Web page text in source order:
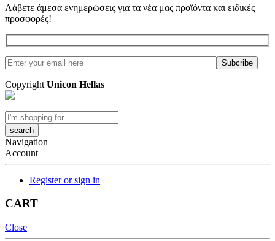
Λάβετε άμεσα ενημερώσεις για τα νέα μας προϊόντα και ειδικές
προσφορές!
Copyright Unicon Hellas |
Search
here
Navigation
Account
Register or sign in
CART
Close